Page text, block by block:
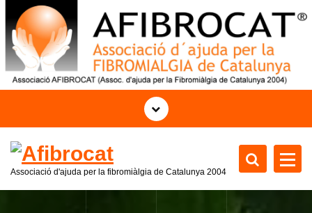
o
n
Associació d'ajuda per la fibromiàlgia de Catalunya 2004